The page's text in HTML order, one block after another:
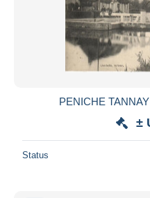
PENICHE
±
Status